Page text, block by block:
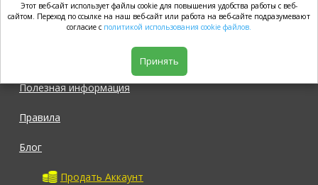
market.com
Полезная информация
Правила
Блог
Продать Аккаунт
Этот веб-сайт использует файлы cookie для повышения удобства работы с веб-
сайтом. Переход по ссылке на наш веб-сайт или работа на веб-сайте подразумевают
согласие с политикой использования cookie файлов.
Принять